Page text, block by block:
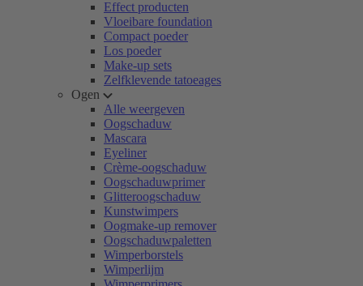
Effect producten
Vloeibare foundation
Compact poeder
Los poeder
Make-up sets
Zelfklevende tatoeages
Ogen
Alle weergeven
Oogschaduw
Mascara
Eyeliner
Crème-oogschaduw
Oogschaduwprimer
Glitteroogschaduw
Kunstwimpers
Oogmake-up remover
Oogschaduwpaletten
Wimperborstels
Wimperlijm